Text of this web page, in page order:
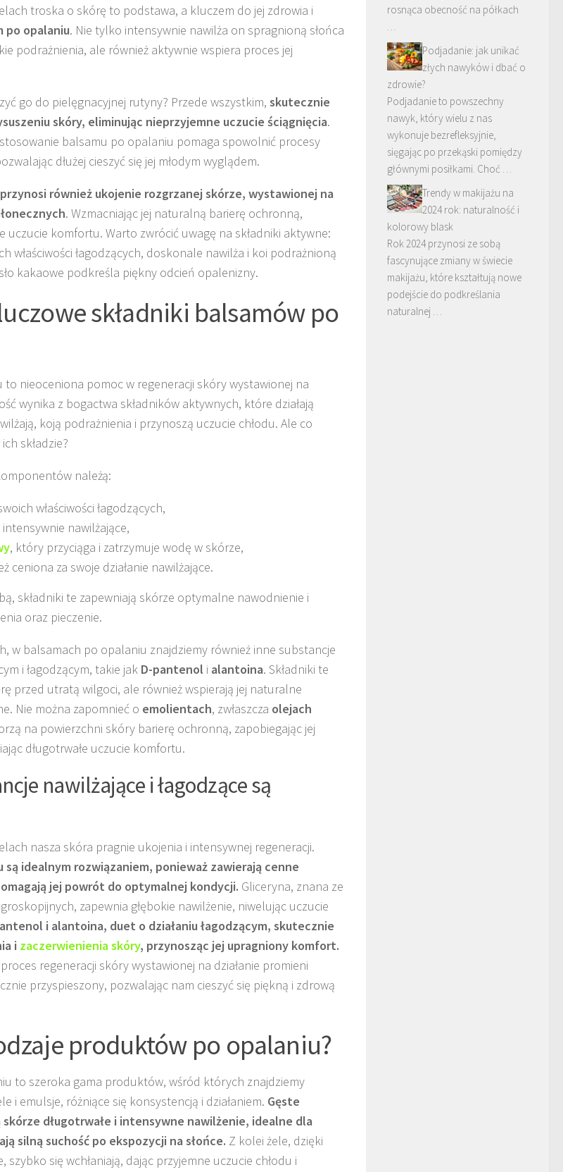
troska o skórę to podstawa, a kluczem do jej zdrowia i
po opalaniu. Nie tylko intensywnie nawilża on spragnioną słońca
podrażnienia, ale również aktywnie wspiera proces jej
go do pielęgnacyjnej rutyny? Przede wszystkim, skutecznie
skóry, eliminując nieprzyjemne uczucie ściągnięcia.
balsamu po opalaniu pomaga spowolnić procesy
dłużej cieszyć się jej młodym wyglądem.
również ukojenie rozgrzanej skórze, wystawionej na
. Wzmacniając jej naturalną barierę ochronną,
uczucie komfortu. Warto zwrócić uwagę na składniki aktywne:
właściwości łagodzących, doskonale nawilża i koi podrażnioną
kakaowe podkreśla piękny odcień opalenizny.
składniki balsamów po
to nieoceniona pomoc w regeneracji skóry wystawionej na
wynika z bogactwa składników aktywnych, które działają
koją podrażnienia i przynoszą uczucie chłodu. Ale co
składzie?
należą:
właściwości łagodzących,
intensywnie nawilżające,
, który przyciąga i zatrzymuje wodę w skórze,
ceniona za swoje działanie nawilżające.
składniki te zapewniają skórze optymalne nawodnienie i
oraz pieczenie.
w balsamach po opalaniu znajdziemy również inne substancje
i łagodzącym, takie jak D-pantenol i alantoina. Składniki te
przed utratą wilgoci, ale również wspierają jej naturalne
Nie można zapomnieć o emolientach, zwłaszcza olejach
na powierzchni skóry barierę ochronną, zapobiegając jej
długotrwałe uczucie komfortu.
nawilżające i łagodzące są
nasza skóra pragnie ukojenia i intensywnej regeneracji.
są idealnym rozwiązaniem, ponieważ zawierają cenne
jej powrót do optymalnej kondycji. Gliceryna, znana ze
zapewnia głębokie nawilżenie, niwelując uczucie
i alantoina, duet o działaniu łagodzącym, skutecznie
i zaczerwienienia skóry, przynosząc jej upragniony komfort.
regeneracji skóry wystawionej na działanie promieni
przyspieszony, pozwalając nam cieszyć się piękną i zdrową
produktów po opalaniu?
to szeroka gama produktów, wśród których znajdziemy
i emulsje, różniące się konsystencją i działaniem. Gęste
skórze długotrwałe i intensywne nawilżenie, idealne dla
silną suchość po ekspozycji na słońce. Z kolei żele, dzięki
szybko się wchłaniają, dając przyjemne uczucie chłodu i
rosnąca obecność na półkach
…
Podjadanie: jak unikać
złych nawyków i dbać o
zdrowie?
Podjadanie to powszechny
nawyk, który wielu z nas
wykonuje bezrefleksyjnie,
sięgając po przekąski pomiędzy
głównymi posiłkami. Choć …
Trendy w makijażu na
2024 rok: naturalność i
kolorowy blask
Rok 2024 przynosi ze sobą
fascynujące zmiany w świecie
makijażu, które kształtują nowe
podejście do podkreślania
naturalnej …